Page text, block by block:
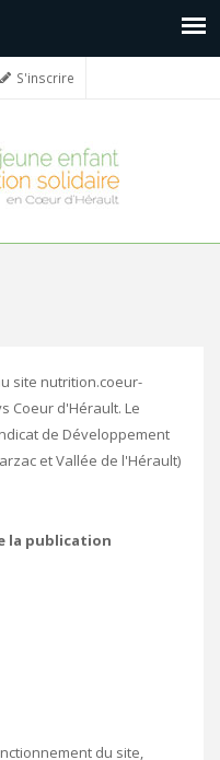
S'inscrire
site nutrition.coeur-
Coeur d'Hérault. Le
de Développement
et Vallée de l'Hérault)
la publication
du site,